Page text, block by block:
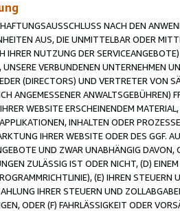
NACH DEN
AUS, DIE UNMITTELBAR ODER
IHRER NUTZUNG DER
VERBUNDENEN UNTERNEHMEN
(DIRECTORS) UND VERTRETER VON
ANGEMESSENER
WEBSITE ERSCHEINENDEM
INHALTEN ODER
IHRER WEBSITE ODER DES GGF.
UND ZWAR UNABHÄNGIG
ZULÄSSIG IST ODER NICHT, (D)
(E) IHREN
IHRER STEUERN UND
ODER (F) FAHRLÄSSIGKEIT ODER